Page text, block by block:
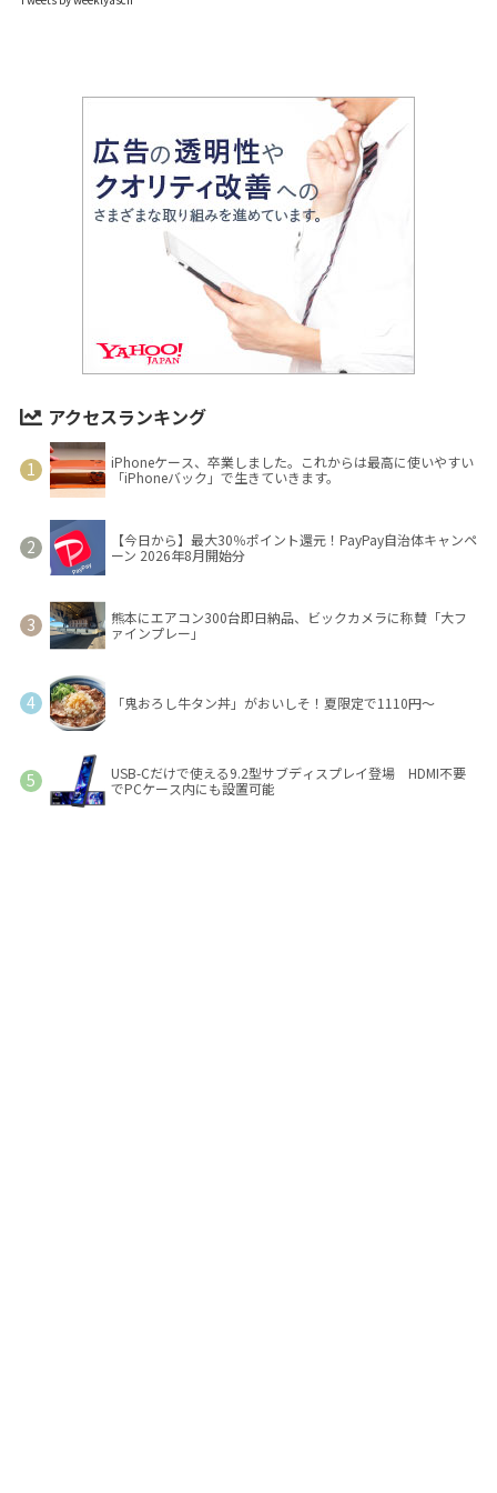
アクセスランキング
iPhoneケース、卒業しました。これからは最高に使いやすい
「iPhoneバック」で生きていきます。
【今日から】最大30％ポイント還元！PayPay自治体キャンペ
ーン 2026年8月開始分
熊本にエアコン300台即日納品、ビックカメラに称賛「大フ
ァインプレー」
「鬼おろし牛タン丼」がおいしそ！夏限定で1110円～
USB-Cだけで使える9.2型サブディスプレイ登場 HDMI不要
でPCケース内にも設置可能